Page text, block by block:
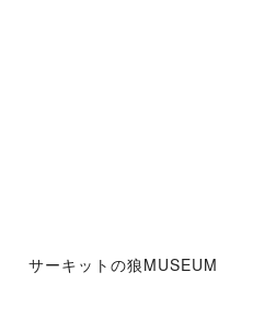
サーキットの狼MUSEUM